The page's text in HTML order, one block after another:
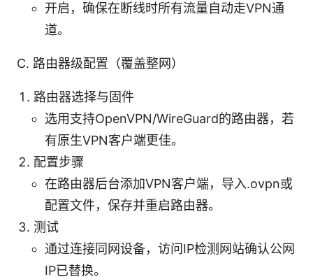
开启，确保在断线时所有流量自动走VPN通
道。
C. 路由器级配置（覆盖整网）
路由器选择与固件
选用支持OpenVPN/WireGuard的路由器，若
有原生VPN客户端更佳。
配置步骤
在路由器后台添加VPN客户端，导入.ovpn或
配置文件，保存并重启路由器。
测试
通过连接同网设备，访问IP检测网站确认公网
IP已替换。